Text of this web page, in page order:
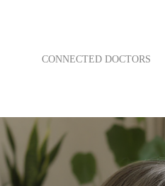
CONNECTED DOCTORS